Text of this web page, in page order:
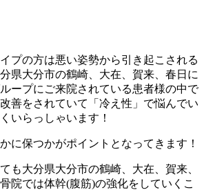
プの方は悪い姿勢から引き起こされる
県大分市の鶴崎、大在、賀来、春日に
ープにご来院されている患者様の中で
善をされていて「冷え性」で悩んでい
いらっしゃいます！
に保つかがポイントとなってきます！
も大分県大分市の鶴崎、大在、賀来、
院では体幹(腹筋)の強化をしていくこ